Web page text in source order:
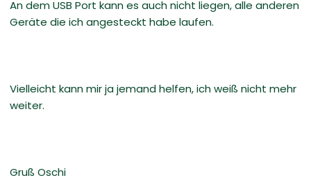
An dem USB Port kann es auch nicht liegen, alle anderen
Geräte die ich angesteckt habe laufen.
Vielleicht kann mir ja jemand helfen, ich weiß nicht mehr
weiter.
Gruß Oschi